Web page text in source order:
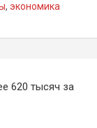
, экономика
620 тысяч за